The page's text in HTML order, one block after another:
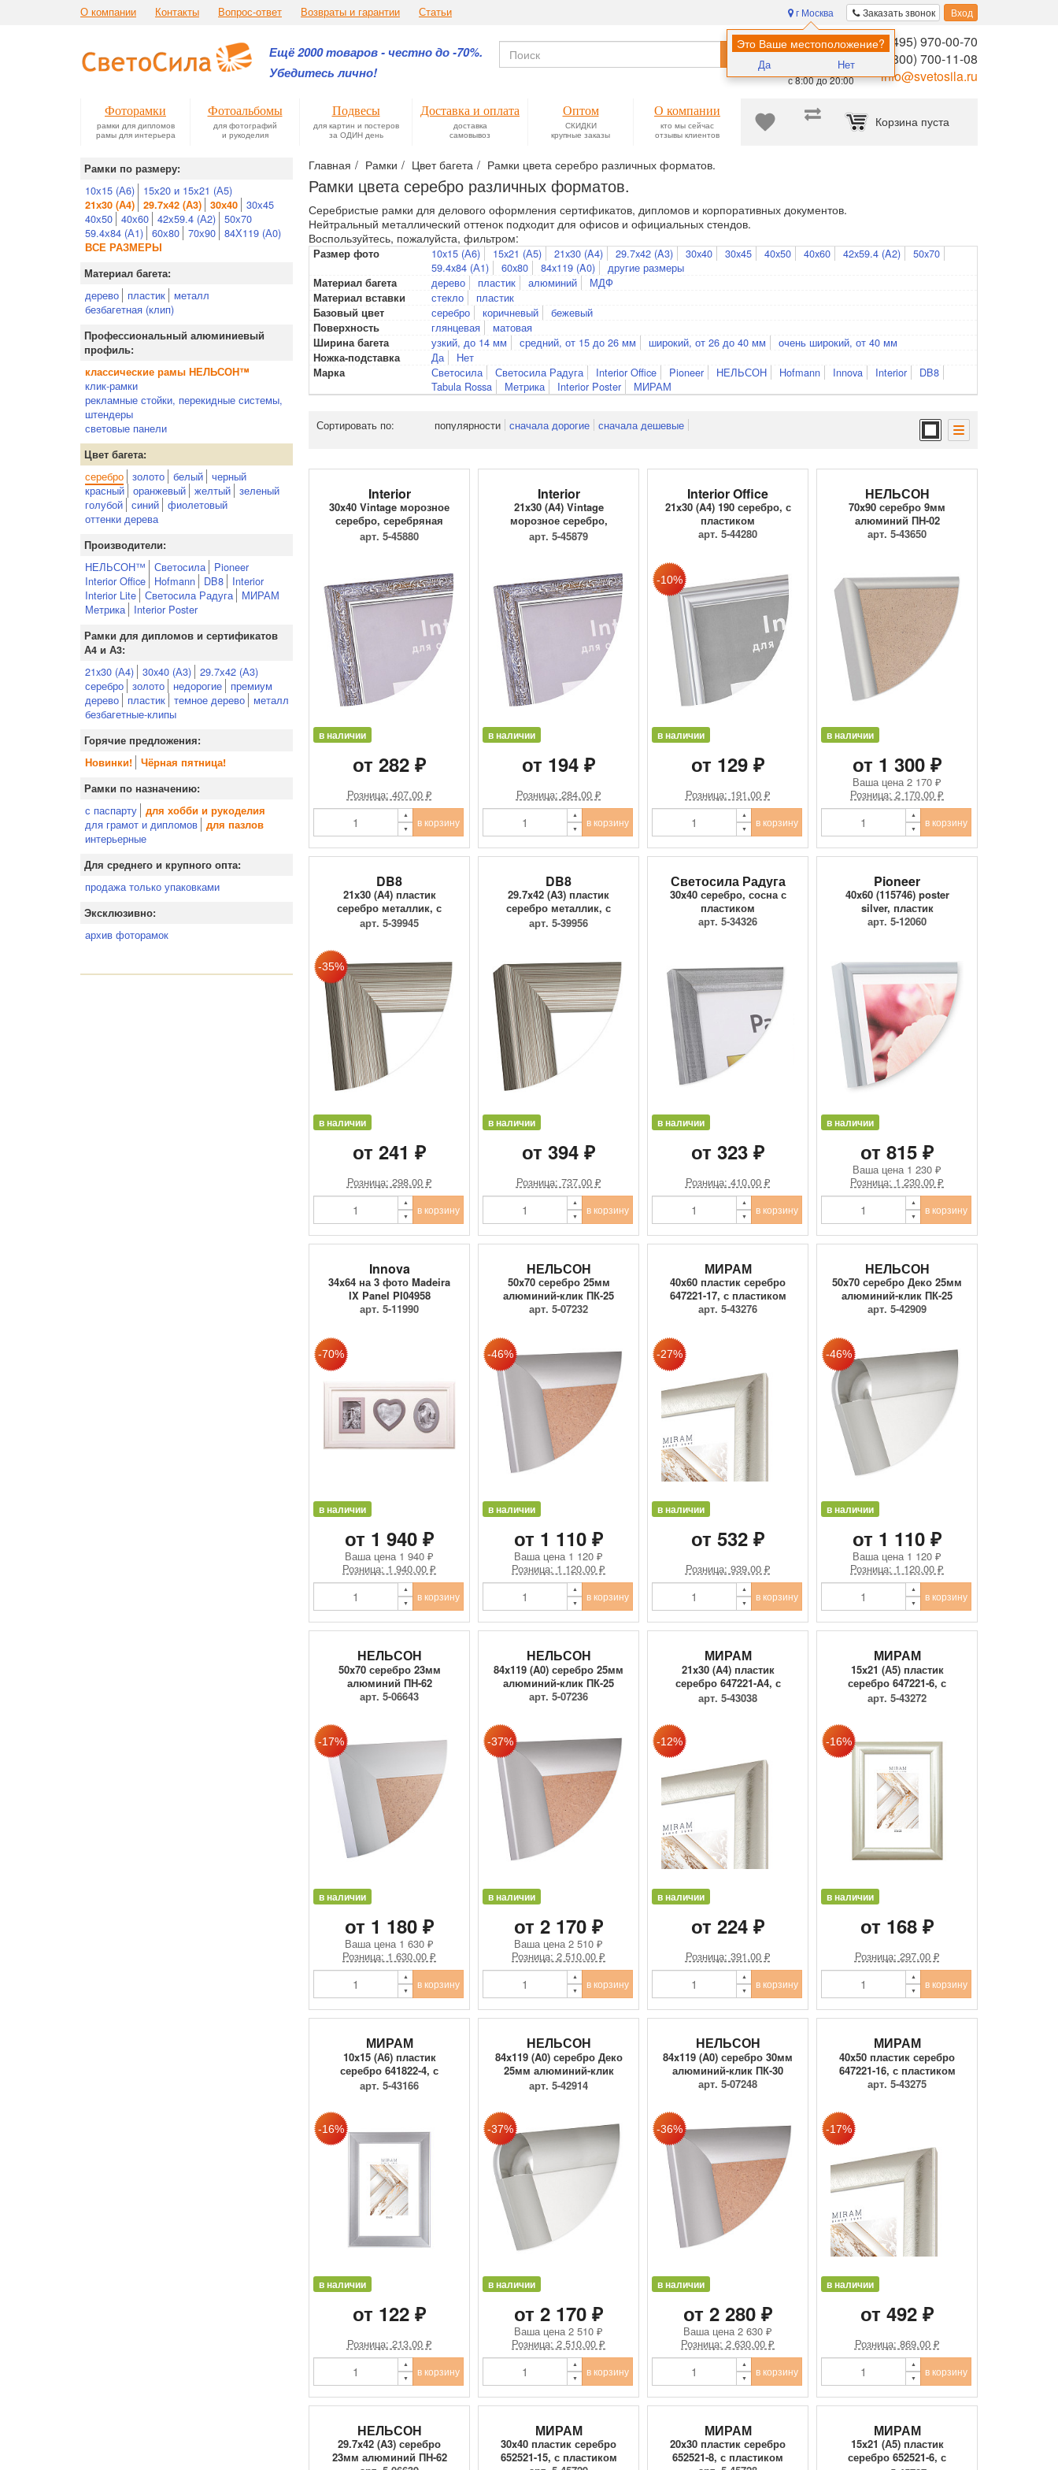
О компании Контакты Вопрос-ответ Возвраты и гарантии Статьи Заказать звонок Вход
г Москва
Это Ваше местоположение?
Да Нет
Ещё 2000 товаров - честно до -70%.
Убедитесь лично!
Помощь в
выборе:
Ежедневно,
с 8:00 до 20:00
8 (495) 970-00-70
8 (800) 700-11-08
info@svetosila.ru
Найти
Корзина пуста
Фоторамки
рамки для дипломов
рамы для интерьера
Фотоальбомы
для фотографий
и рукоделия
Подвесы
для картин и постеров
за ОДИН день
Доставка и оплата
доставка
самовывоз
Оптом
СКИДКИ
крупные заказы
О компании
кто мы сейчас
отзывы клиентов
Главная Рамки Цвет багета Рамки цвета серебро различных форматов.
Рамки цвета серебро различных форматов.
Рамки по размеру:
10х15 (А6) 15х20 и 15х21 (А5)
21х30 (А4) 29.7х42 (А3) 30х40
30х45
40х50 40х60 42х59.4 (А2) 50х70
59.4х84 (А1) 60х80 70х90 84Х119 (А0)
ВСЕ РАЗМЕРЫ
Материал багета:
дерево пластик
металл
безбагетная (клип)
Профессиональный алюминиевый
профиль:
классические рамы НЕЛЬСОН™
клик-рамки
рекламные стойки, перекидные системы,
штендеры
световые панели
Цвет багета:
серебро золото белый черный
красный оранжевый желтый зеленый
голубой синий фиолетовый
оттенки дерева
Производители:
НЕЛЬСОН™ Светосила
Pioneer
Interior Office
Hofmann DB8
Interior
Interior Lite Светосила Радуга
МИРАМ
Метрика
Interior Poster
Рамки для дипломов и сертификатов
А4 и А3:
21x30 (А4) 30x40 (А3) 29.7х42 (А3)
серебро золото недорогие
премиум
дерево
пластик темное дерево
металл
безбагетные-клипы
Горячие предложения:
Новинки!
Чёрная пятница!
Рамки по назначению:
с паспарту для хобби и рукоделия
для грамот и дипломов для пазлов
интерьерные
Для среднего и крупного опта:
продажа только упаковками
Эксклюзивно:
архив фоторамок
Серебристые рамки для делового оформления сертификатов, дипломов и корпоративных документов.
Нейтральный металлический оттенок подходит для офисов и официальных стендов.
Воспользуйтесь, пожалуйста, фильтром:
Размер фото 10x15 (А6) 15x21 (А5) 21x30 (A4) 29.7x42 (A3) 30x40 30x45 40x50 40x60 42x59.4 (A2)
50x70
59.4x84 (А1)
60x80 84x119 (A0) другие размеры
Материал багета дерево пластик алюминий МДФ
Материал вставки стекло пластик
Базовый цвет серебро коричневый бежевый
Поверхность глянцевая матовая
Ширина багета узкий, до 14 мм средний, от 15 до 26 мм широкий, от 26 до 40 мм очень широкий, от 40 мм
Ножка-подставка Да Нет
Марка Светосила Светосила Радуга Interior Office Pioneer НЕЛЬСОН Hofmann Innova Interior
DB8
Tabula Rossa
Метрика Interior Poster МИРАМ
Сортировать по: популярности сначала дорогие сначала дешевые
Interior
30x40 Vintage морозное
серебро, серебряная
вязь
арт. 5-45880
в наличии
от 282 ₽
Розница: 407.00 ₽
в корзину
Interior
21x30 (A4) Vintage
морозное серебро,
серебряная ...
арт. 5-45879
в наличии
от 194 ₽
Розница: 284.00 ₽
в корзину
Interior Office
21x30 (A4) 190 серебро, с
пластиком
арт. 5-44280
в наличии
от 129 ₽
Розница: 191.00 ₽
в корзину
НЕЛЬСОН
70x90 серебро 9мм
алюминий ПН-02
арт. 5-43650
в наличии
от 1 300 ₽
Ваша цена2 170 ₽
Розница: 2 170.00 ₽
в корзину
DB8
21x30 (A4) пластик
серебро металлик, с
пластиком
арт. 5-39945
в наличии
от 241 ₽
Розница: 298.00 ₽
в корзину
DB8
29.7x42 (A3) пластик
серебро металлик, с
пластик...
арт. 5-39956
в наличии
от 394 ₽
Розница: 737.00 ₽
в корзину
Светосила Радуга
30x40 серебро, сосна с
пластиком
арт. 5-34326
в наличии
от 323 ₽
Розница: 410.00 ₽
в корзину
Pioneer
40x60 (115746) poster
silver, пластик
арт. 5-12060
в наличии
от 815 ₽
Ваша цена 1 230 ₽
Розница: 1 230.00 ₽
в корзину
Innova
34x64 на 3 фото Madeira
IX Panel PI04958
арт. 5-11990
в наличии
от 1 940 ₽
Ваша цена 1 940 ₽
Розница: 1 940.00 ₽
в корзину
НЕЛЬСОН
50x70 серебро 25мм
алюминий-клик ПК-25
арт. 5-07232
в наличии
от 1 110 ₽
Ваша цена 1 120 ₽
Розница: 1 120.00 ₽
в корзину
МИРАМ
40x60 пластик серебро
647221-17, с пластиком
арт. 5-43276
в наличии
от 532 ₽
Розница: 939.00 ₽
в корзину
НЕЛЬСОН
50x70 серебро Деко 25мм
алюминий-клик ПК-25
арт. 5-42909
в наличии
от 1 110 ₽
Ваша цена 1 120 ₽
Розница: 1 120.00 ₽
в корзину
НЕЛЬСОН
50x70 серебро 23мм
алюминий ПН-62
арт. 5-06643
в наличии
от 1 180 ₽
Ваша цена 1 630 ₽
Розница: 1 630.00 ₽
в корзину
НЕЛЬСОН
84x119 (A0) серебро 25мм
алюминий-клик ПК-25
арт. 5-07236
в наличии
от 2 170 ₽
Ваша цена2 510 ₽
Розница: 2 510.00 ₽
в корзину
МИРАМ
21x30 (A4) пластик
серебро 647221-A4, с
пластико...
арт. 5-43038
в наличии
от 224 ₽
Розница: 391.00 ₽
в корзину
МИРАМ
15x21 (А5) пластик
серебро 647221-6, с
пластиком
арт. 5-43272
в наличии
от 168 ₽
Розница: 297.00 ₽
в корзину
МИРАМ
10x15 (А6) пластик
серебро 641822-4, с
пластиком
арт. 5-43166
в наличии
от 122 ₽
Розница: 213.00 ₽
в корзину
НЕЛЬСОН
84x119 (A0) серебро Деко
25мм алюминий-клик
ПК-2...
арт. 5-42914
в наличии
от 2 170 ₽
Ваша цена2 510 ₽
Розница: 2 510.00 ₽
в корзину
НЕЛЬСОН
84x119 (A0) серебро 30мм
алюминий-клик ПК-30
арт. 5-07248
в наличии
от 2 280 ₽
Ваша цена2 630 ₽
Розница: 2 630.00 ₽
в корзину
МИРАМ
40x50 пластик серебро
647221-16, с пластиком
арт. 5-43275
в наличии
от 492 ₽
Розница: 869.00 ₽
в корзину
НЕЛЬСОН
29.7x42 (A3) серебро
23мм алюминий ПН-62
МИРАМ
30x40 пластик серебро
652521-15, с пластиком
МИРАМ
20x30 пластик серебро
652521-8, с пластиком
МИРАМ
15x21 (А5) пластик
серебро 652521-6, с